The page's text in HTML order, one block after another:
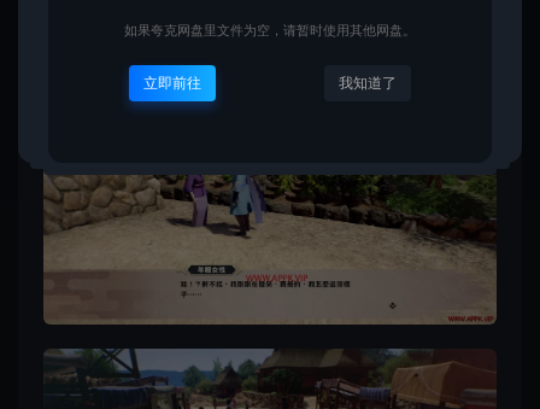
如果夸克网盘里文件为空，请暂时使用其他网盘。
立即前往 我知道了